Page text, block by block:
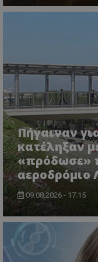
Πήγαιναν
κατέληξαν
«πρόδωσε»
αεροδρόμιο
09.08.2026 - 17:15